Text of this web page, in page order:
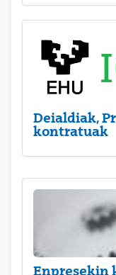
Deialdiak,
kontratuak
Enpresekin